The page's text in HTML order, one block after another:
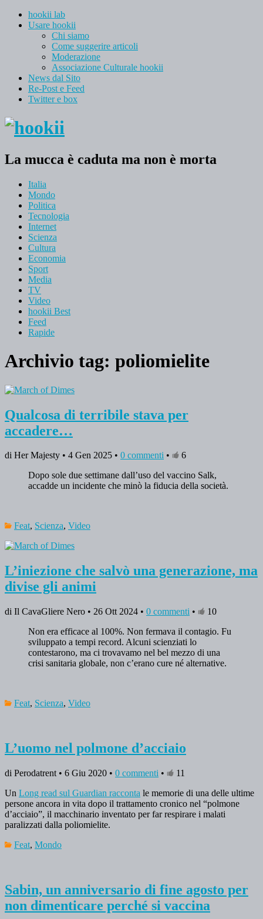
hookii lab
Usare hookii
Chi siamo
Come suggerire articoli
Moderazione
Associazione Culturale hookii
News dal Sito
Re-Post e Feed
Twitter e box
La mucca è caduta ma non è morta
Italia
Mondo
Politica
Tecnologia
Internet
Scienza
Cultura
Economia
Sport
Media
TV
Video
hookii Best
Feed
Rapide
Archivio tag: poliomielite
Qualcosa di terribile stava per
accadere…
di Her Majesty • 4 Gen 2025 • 0 commenti •
6
Dopo sole due settimane dall’uso del vaccino Salk,
accadde un incidente che minò la fiducia della società.
Feat, Scienza, Video
L’iniezione che salvò una generazione, ma
divise gli animi
di Il CavaGliere Nero • 26 Ott 2024 • 0 commenti •
10
Non era efficace al 100%. Non fermava il contagio. Fu
sviluppato a tempi record. Alcuni scienziati lo
contestarono, ma ci trovavamo nel bel mezzo di una
crisi sanitaria globale, non c’erano cure né alternative.
Feat, Scienza, Video
L’uomo nel polmone d’acciaio
di Perodatrent • 6 Giu 2020 • 0 commenti •
11
Un Long read sul Guardian racconta le memorie di una delle ultime
persone ancora in vita dopo il trattamento cronico nel “polmone
d’acciaio”, il macchinario inventato per far respirare i malati
paralizzati dalla poliomielite.
Feat, Mondo
Sabin, un anniversario di fine agosto per
non dimenticare perché si vaccina